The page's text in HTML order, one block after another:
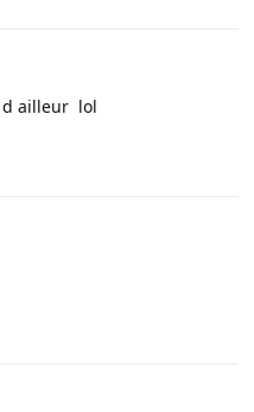
d ailleur lol